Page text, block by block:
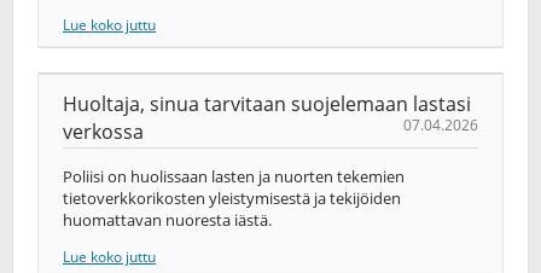
Lue koko juttu
Huoltaja, sinua tarvitaan suojelemaan lastasi
verkossa
07.04.2026
Poliisi on huolissaan lasten ja nuorten tekemien
tietoverkkorikosten yleistymisestä ja tekijöiden
huomattavan nuoresta iästä.
Lue koko juttu